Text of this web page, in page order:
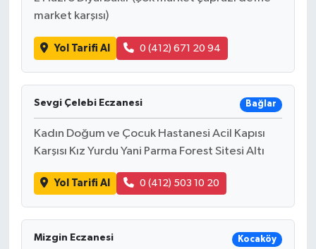
market karşısı)
Yol Tarifi Al 0 (412) 671 20 94
Sevgi Çelebi Eczanesi Bağlar
Kadın Doğum ve Çocuk Hastanesi Acil Kapısı
Karşısı Kız Yurdu Yani Parma Forest Sitesi Altı
Yol Tarifi Al 0 (412) 503 10 20
Mizgin Eczanesi Kocaköy
Gündem
Hisarcık
İlçeler
Köşe Yazıları
Kültür Sanat
Kütahya